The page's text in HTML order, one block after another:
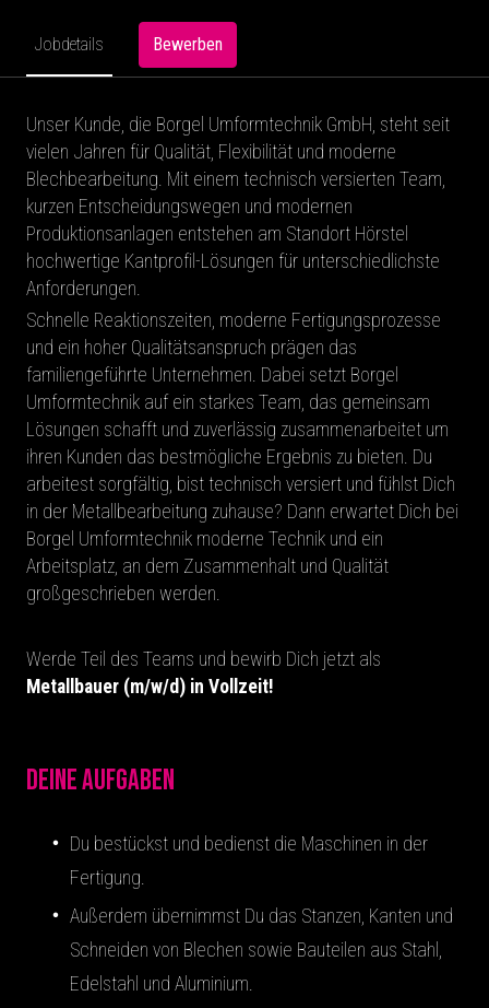
Jobdetails Bewerben
Unser Kunde, die Borgel Umformtechnik GmbH, steht seit
vielen Jahren für Qualität, Flexibilität und moderne
Blechbearbeitung. Mit einem technisch versierten Team,
kurzen Entscheidungswegen und modernen
Produktionsanlagen entstehen am Standort Hörstel
hochwertige Kantprofil-Lösungen für unterschiedlichste
Anforderungen.
Schnelle Reaktionszeiten, moderne Fertigungsprozesse
und ein hoher Qualitätsanspruch prägen das
familiengeführte Unternehmen. Dabei setzt Borgel
Umformtechnik auf ein starkes Team, das gemeinsam
Lösungen schafft und zuverlässig zusammenarbeitet um
ihren Kunden das bestmögliche Ergebnis zu bieten. Du
arbeitest sorgfältig, bist technisch versiert und fühlst Dich
in der Metallbearbeitung zuhause? Dann erwartet Dich bei
Borgel Umformtechnik moderne Technik und ein
Arbeitsplatz, an dem Zusammenhalt und Qualität
großgeschrieben werden.
Werde Teil des Teams und bewirb Dich jetzt als
Metallbauer (m/w/d) in Vollzeit!
Deine Aufgaben
Du bestückst und bedienst die Maschinen in der
Fertigung.
Außerdem übernimmst Du das Stanzen, Kanten und
Schneiden von Blechen sowie Bauteilen aus Stahl,
Edelstahl und Aluminium.